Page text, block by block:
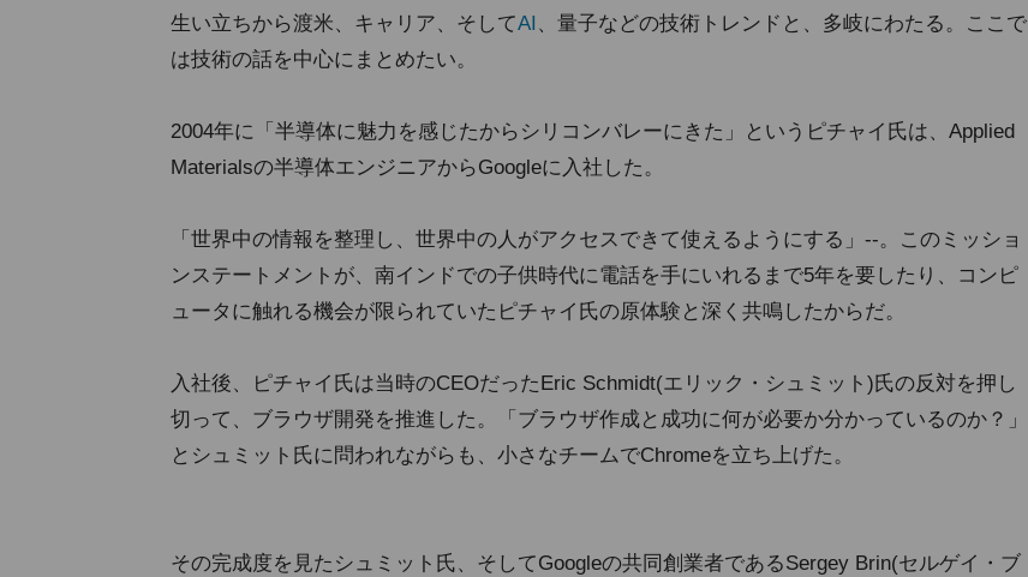
生い立ちから渡米、キャリア、そしてAI 、量子などの技術トレンドと、多岐にわたる。ここで
は技術の話を中心にまとめたい。
2004年に「半導体に魅力を感じたからシリコンバレーにきた」というピチャイ氏は、Applied
Materialsの半導体エンジニアからGoogleに入社した。
「世界中の情報を整理し、世界中の人がアクセスできて使えるようにする」--。このミッショ
ンステートメントが、南インドでの子供時代に電話を手にいれるまで5年を要したり、コンピ
ュータに触れる機会が限られていたピチャイ氏の原体験と深く共鳴したからだ。
入社後、ピチャイ氏は当時のCEOだったEric Schmidt(エリック・シュミット)氏の反対を押し
切って、ブラウザ開発を推進した。「ブラウザ作成と成功に何が必要か分かっているのか？」
とシュミット氏に問われながらも、小さなチームでChromeを立ち上げた。
その完成度を見たシュミット氏、そしてGoogleの共同創業者であるSergey Brin(セルゲイ・ブ